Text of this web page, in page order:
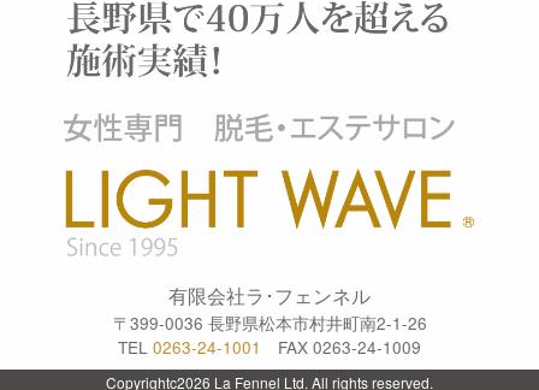
有限会社ラ･フェンネル
〒399-0036 長野県松本市村井町南2-1-26
TEL 0263-24-1001 FAX 0263-24-1009
Copyrightc2026 La Fennel Ltd. All rights reserved.